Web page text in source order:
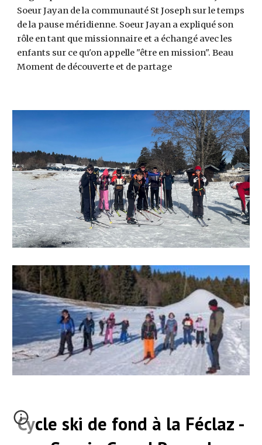
Soeur Jayan de la communauté St Joseph sur le temps
de la pause méridienne. Soeur Jayan a expliqué son
rôle en tant que missionnaire et a échangé avec les
enfants sur ce qu'on appelle "être en mission". Beau
Moment de découverte et de partage
Cycle ski de fond à la Féclaz -